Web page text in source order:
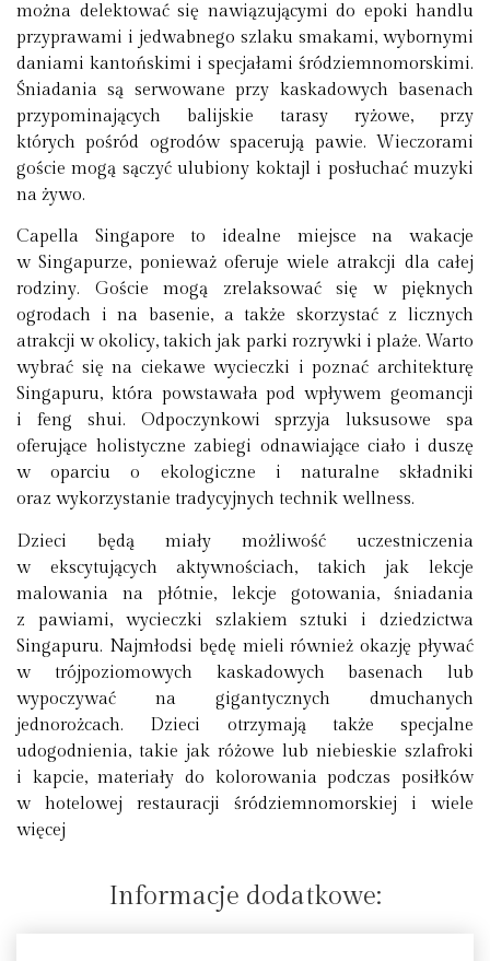
można delektować się nawiązującymi do epoki handlu
przyprawami i jedwabnego szlaku smakami, wybornymi
daniami kantońskimi i specjałami śródziemnomorskimi.
Śniadania są serwowane przy kaskadowych basenach
przypominających balijskie tarasy ryżowe, przy
których pośród ogrodów spacerują pawie. Wieczorami
goście mogą sączyć ulubiony koktajl i posłuchać muzyki
na żywo.
Capella Singapore to idealne miejsce na wakacje
w Singapurze, ponieważ oferuje wiele atrakcji dla całej
rodziny. Goście mogą zrelaksować się w pięknych
ogrodach i na basenie, a także skorzystać z licznych
atrakcji w okolicy, takich jak parki rozrywki i plaże. Warto
wybrać się na ciekawe wycieczki i poznać architekturę
Singapuru, która powstawała pod wpływem geomancji
i feng shui. Odpoczynkowi sprzyja luksusowe spa
oferujące holistyczne zabiegi odnawiające ciało i duszę
w oparciu o ekologiczne i naturalne składniki
oraz wykorzystanie tradycyjnych technik wellness.
Dzieci będą miały możliwość uczestniczenia
w ekscytujących aktywnościach, takich jak lekcje
malowania na płótnie, lekcje gotowania, śniadania
z pawiami, wycieczki szlakiem sztuki i dziedzictwa
Singapuru. Najmłodsi będę mieli również okazję pływać
w trójpoziomowych kaskadowych basenach lub
wypoczywać na gigantycznych dmuchanych
jednorożcach. Dzieci otrzymają także specjalne
udogodnienia, takie jak różowe lub niebieskie szlafroki
i kapcie, materiały do kolorowania podczas posiłków
w hotelowej restauracji śródziemnomorskiej i wiele
więcej
Informacje dodatkowe: